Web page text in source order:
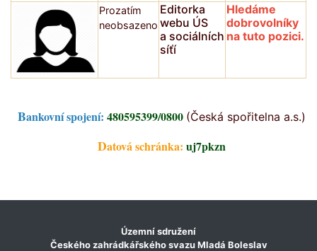
Prozatím
neobsazeno
Editorka
webu ÚS
a sociálních
síťí
Hledáme
dobrovolníky
na tuto pozici.
Bankovní spojení: 480595399/0800 (Česká spořitelna a.s.)
Datová schránka: uj7pkzn
Územní sdružení
Českého zahrádkářského svazu Mladá Boleslav